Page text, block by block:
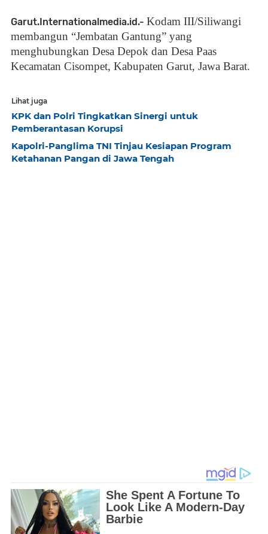
Garut.Internationalmedia.id.- Kodam III/Siliwangi
membangun “Jembatan Gantung” yang
menghubungkan Desa Depok dan Desa Paas
Kecamatan Cisompet, Kabupaten Garut, Jawa Barat.
Lihat juga
KPK dan Polri Tingkatkan Sinergi untuk
Pemberantasan Korupsi
Kapolri-Panglima TNI Tinjau Kesiapan Program
Ketahanan Pangan di Jawa Tengah